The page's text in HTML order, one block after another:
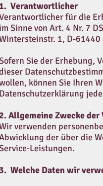
Verantwortlicher
für die
Sinne von Art. 4 Nr. 7
1, D-
Sie der Erhebung,
können Sie Ihren
Datenschutzerklärung
Allgemeine Zwecke der
verwenden
der über die
Leistungen.
Welche Daten wir